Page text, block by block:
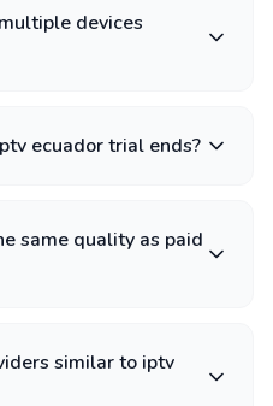
devices
ecuador trial ends?
same quality as paid
similar to iptv